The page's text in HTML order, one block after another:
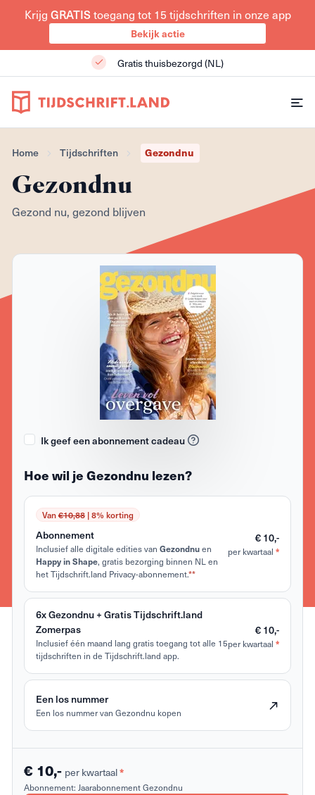
Krijg GRATIStoegang tot 15 tijdschriften in onze app
Bekijk actie
Gratis thuisbezorgd (NL)
Home Tijdschriften Gezondnu
Gezondnu
Gezond nu, gezond blijven
Ik geef een abonnement cadeau
Hoe wil je Gezondnu lezen?
Van€10,88| 8% korting
Abonnement
Inclusief alle digitale edities van Gezondnuen
Happy in Shape, gratis bezorging binnen NL en
het Tijdschrift.land Privacy-abonnement.**
€ 10,-
per kwartaal *
6x Gezondnu + Gratis Tijdschrift.land
Zomerpas
Inclusief één maand lang gratis toegang tot alle 15
tijdschriften in de Tijdschrift.land app.
€ 10,-
per kwartaal *
Een los nummer
Een los nummer van Gezondnu kopen
€ 10,- per kwartaal*
Abonnement: Jaarabonnement Gezondnu